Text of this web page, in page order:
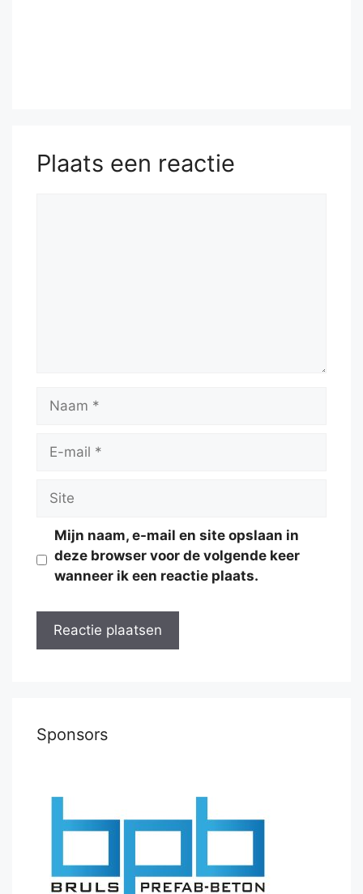
Plaats een reactie
Naam
Site
Mijn naam, e-mail en site opslaan in
deze browser voor de volgende keer
wanneer ik een reactie plaats.
Sponsors